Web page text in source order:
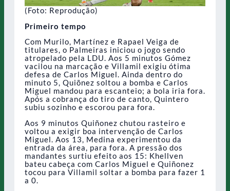
(Foto: Reprodução)
Primeiro tempo
Com Murilo, Martínez e Rapael Veiga de
titulares, o Palmeiras iniciou o jogo sendo
atropelado pela LDU. Aos 5 minutos Gómez
vacilou na marcação e Villamil exigiu ótima
defesa de Carlos Miguel. Ainda dentro do
minuto 5, Quiõnez soltou a bomba e Carlos
Miguel mandou para escanteio; a bola iria fora.
Após a cobrança do tiro de canto, Quintero
subiu sozinho e escorou para fora.
Aos 9 minutos Quiñonez chutou rasteiro e
voltou a exigir boa intervenção de Carlos
Miguel. Aos 13, Medina experimentou da
entrada da área, para fora. A pressão dos
mandantes surtiu efeito aos 15: Khellven
bateu cabeça com Carlos Miguel e Quiñonez
tocou para Villamil soltar a bomba para fazer 1
a 0.